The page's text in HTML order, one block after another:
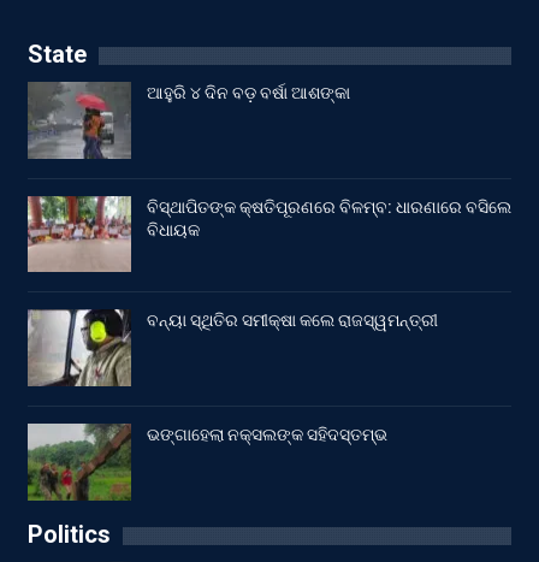
State
ଆହୁରି ୪ ଦିନ ବଡ଼ ବର୍ଷା ଆଶଙ୍କା
ବିସ୍ଥାପିତଙ୍କ କ୍ଷତିପୂରଣରେ ବିଳମ୍ବ: ଧାରଣାରେ ବସିଲେ
ବିଧାୟକ
ବନ୍ୟା ସ୍ଥିତିର ସମୀକ୍ଷା କଲେ ରାଜସ୍ୱମନ୍ତ୍ରୀ
ଭଙ୍ଗାହେଲା ନକ୍ସଲଙ୍କ ସହିଦସ୍ତମ୍ଭ
Politics